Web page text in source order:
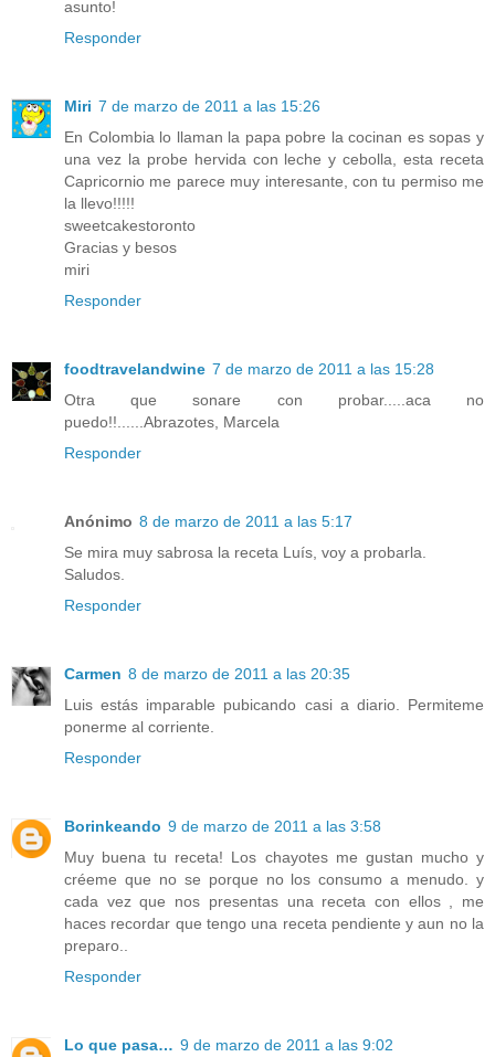
asunto!
Responder
Miri 7 de marzo de 2011 a las 15:26
En Colombia lo llaman la papa pobre la cocinan es sopas y
una vez la probe hervida con leche y cebolla, esta receta
Capricornio me parece muy interesante, con tu permiso me
la llevo!!!!!
sweetcakestoronto
Gracias y besos
miri
Responder
foodtravelandwine 7 de marzo de 2011 a las 15:28
Otra que sonare con probar.....aca no
puedo!!......Abrazotes, Marcela
Responder
Anónimo 8 de marzo de 2011 a las 5:17
Se mira muy sabrosa la receta Luís, voy a probarla.
Saludos.
Responder
Carmen 8 de marzo de 2011 a las 20:35
Luis estás imparable pubicando casi a diario. Permiteme
ponerme al corriente.
Responder
Borinkeando 9 de marzo de 2011 a las 3:58
Muy buena tu receta! Los chayotes me gustan mucho y
créeme que no se porque no los consumo a menudo. y
cada vez que nos presentas una receta con ellos , me
haces recordar que tengo una receta pendiente y aun no la
preparo..
Responder
Lo que pasa… 9 de marzo de 2011 a las 9:02